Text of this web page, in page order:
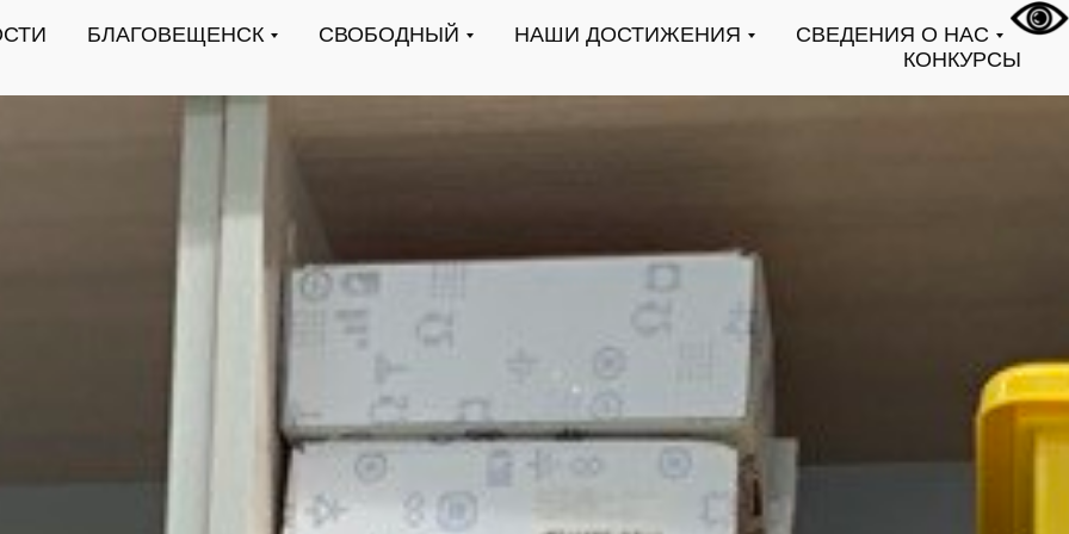
БЛАГОВЕЩЕНСК СВОБОДНЫЙ НАШИ ДОСТИЖЕНИЯ
СВЕДЕНИЯ О НАС
КОНКУРСЫ